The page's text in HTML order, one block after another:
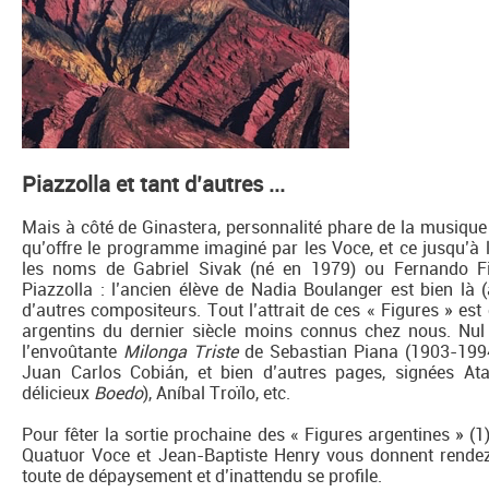
Piazzolla et tant d’autres ...
Mais à côté de Ginastera, personnalité phare de la
qu’offre le programme imaginé par les Voce, et ce
les noms de Gabriel Sivak (né en 1979) ou Fernando
Piazzolla : l’ancien élève de Nadia Boulanger est bien là
d’autres compositeurs. Tout l’attrait de ces « Figures »
argentins du dernier siècle moins connus chez nous.
l’envoûtante Milonga Tristede Sebastian Piana (1903-
Juan Carlos Cobián, et bien d’autres pages, signées
délicieux Boedo), Aníbal Troïlo, etc.
Pour fêter la sortie prochaine des « Figures argentines »
Quatuor Voce et Jean-Baptiste Henry vous donnent
toute de dépaysement et d’inattendu se profile.